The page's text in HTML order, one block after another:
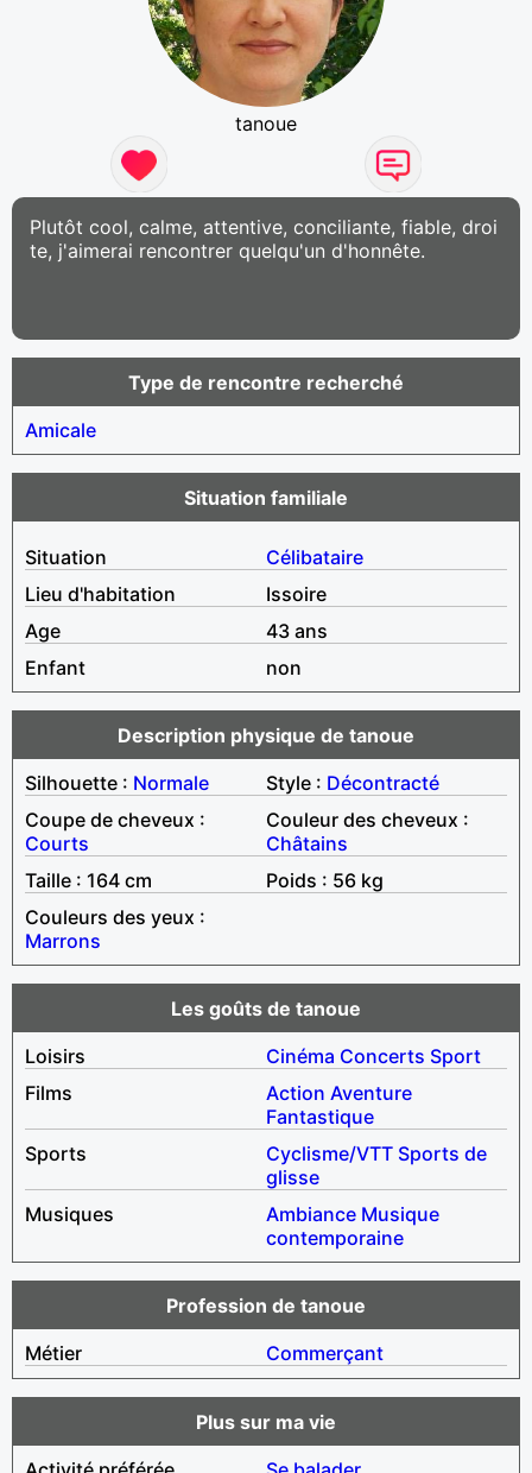
tanoue
Plutôt cool, calme, attentive, conciliante, fiable, droi
te, j'aimerai rencontrer quelqu'un d'honnête.
Type de rencontre recherché
Amicale
Situation familiale
Situation
Célibataire
Lieu d'habitation
Issoire
Age
43 ans
Enfant
non
Description physique de tanoue
Silhouette : Normale Style : Décontracté
Coupe de cheveux :
Courts
Couleur des cheveux :
Châtains
Taille : 164 cm
Poids : 56 kg
Couleurs des yeux :
Marrons
Les goûts de tanoue
Loisirs
Cinéma Concerts Sport
Films
Action Aventure
Fantastique
Sports
Cyclisme/VTT Sports de
glisse
Musiques
Ambiance Musique
contemporaine
Profession de tanoue
Métier
Commerçant
Plus sur ma vie